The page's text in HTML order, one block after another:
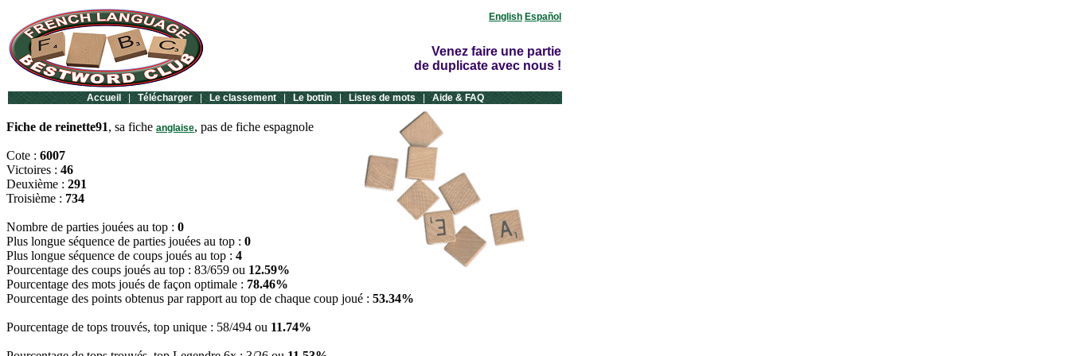
English Español
Venez faire une partie
de duplicate avec nous !
Accueil | Télécharger | Le classement | Le bottin | Listes de mots | Aide & FAQ
Fiche de reinette91, sa fiche anglaise, pas de fiche espagnole
Cote : 6007
Victoires : 46
Deuxième : 291
Troisième : 734
Nombre de parties jouées au top : 0
Plus longue séquence de parties jouées au top : 0
Plus longue séquence de coups joués au top : 4
Pourcentage des coups joués au top : 83/659 ou 12.59%
Pourcentage des mots joués de façon optimale : 78.46%
Pourcentage des points obtenus par rapport au top de chaque coup joué : 53.34%
Pourcentage de tops trouvés, top unique : 58/494 ou 11.74%